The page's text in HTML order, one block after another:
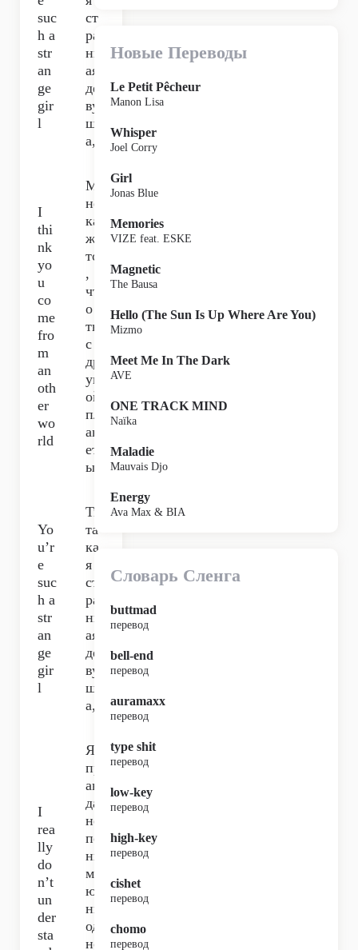
suc
h a
str
an
ge
gir
l
ст
ра
нн
ая
де
ву
шк
а,
I
thi
nk
yo
u
co
me
fro
m
an
oth
er
wo
rld
М
не
ка
же
тся
,
чт
о
ты
с
др
уг
ой
пл
ан
ет
ы,
Yo
u’r
e
suc
h a
str
an
ge
gir
l
Ты
та
ка
я
ст
ра
нн
ая
де
ву
шк
а,
I
rea
lly
do
n’t
un
der
sta
Я
пр
ав
да
не
по
ни
ма
ю
ни
од
но
Новые Переводы
Le Petit Pêcheur
Manon Lisa
Whisper
Joel Corry
Girl
Jonas Blue
Memories
VIZE feat. ESKE
Magnetic
The Bausa
Hello (The Sun Is Up Where Are You)
Mizmo
Meet Me In The Dark
AVE
ONE TRACK MIND
Naïka
Maladie
Mauvais Djo
Energy
Ava Max & BIA
Словарь Сленга
buttmad
перевод
bell-end
перевод
auramaxx
перевод
type shit
перевод
low-key
перевод
high-key
перевод
cishet
перевод
chomo
перевод